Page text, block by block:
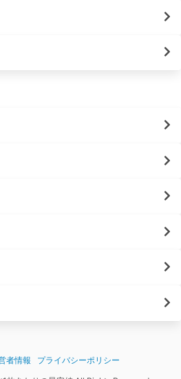
者情報
プライバシーポリシー